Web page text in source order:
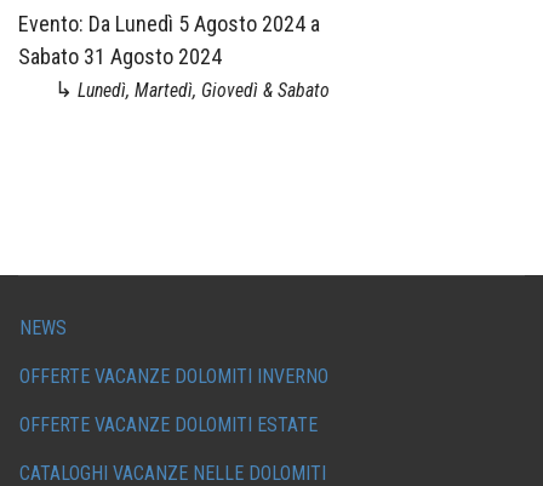
Evento: Da Lunedì 5 Agosto 2024 a
Sabato 31 Agosto 2024
↳ Lunedì, Martedì, Giovedì & Sabato
NEWS
OFFERTE VACANZE DOLOMITI INVERNO
OFFERTE VACANZE DOLOMITI ESTATE
CATALOGHI VACANZE NELLE DOLOMITI